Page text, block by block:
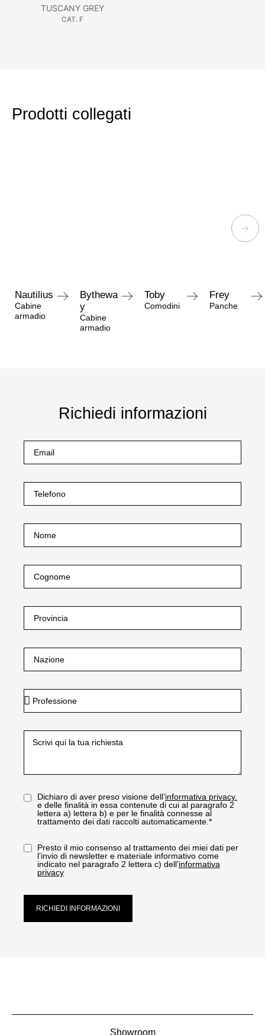
TUSCANY GREY
CAT. F
Prodotti collegati
Nautilius
Cabine
armadio
Bythewa
y
Cabine
armadio
Toby
Comodini
Frey
Panche
Richiedi informazioni
Dichiaro di aver preso visione dell’informativa privacy.
e delle finalità in essa contenute di cui al paragrafo 2
lettera a) lettera b) e per le finalità connesse al
trattamento dei dati raccolti automaticamente.*
Presto il mio consenso al trattamento dei miei dati per
l’invio di newsletter e materiale informativo come
indicato nel paragrafo 2 lettera c) dell’informativa
privacy
RICHIEDI INFORMAZIONI
Showroom